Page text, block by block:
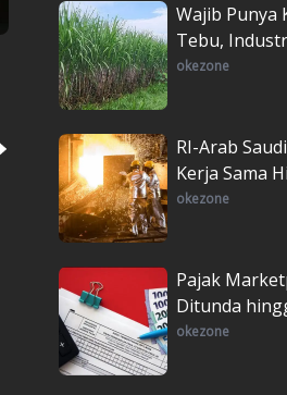
Wajib Punya
Tebu,
okezone
RI-Arab
Kerja Sama
okezone
Pajak
Ditunda
okezone